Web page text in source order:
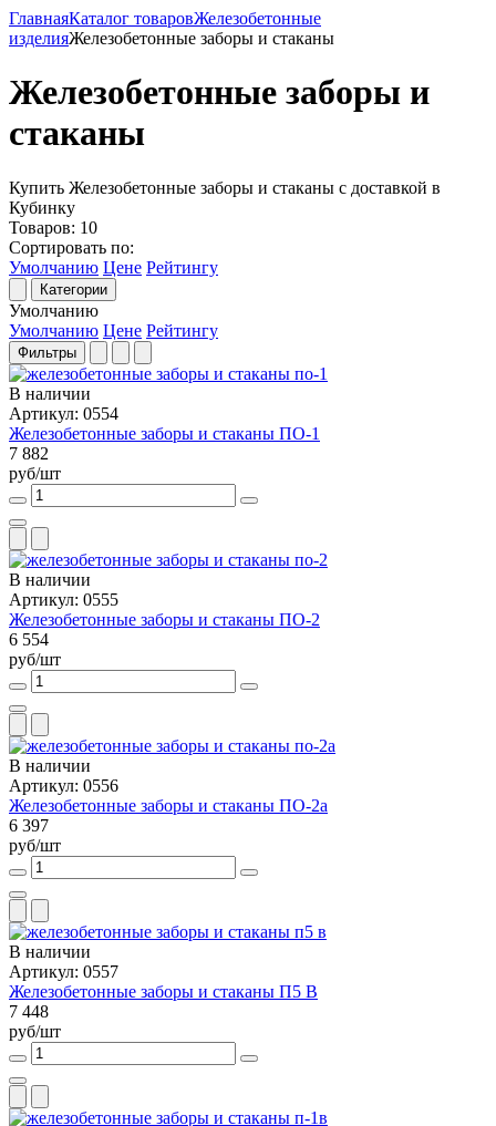
ГлавнаяКаталог товаровЖелезобетонные
изделияЖелезобетонные заборы и стаканы
Железобетонные заборы и
стаканы
Купить Железобетонные заборы и стаканы с доставкой в
Кубинку
Товаров: 10
Сортировать по:
Умолчанию Цене Рейтингу
Категории
Умолчанию
Умолчанию Цене Рейтингу
Фильтры
В наличии
Артикул: 0554
Железобетонные заборы и стаканы ПО-1
7 882
руб/шт
В наличии
Артикул: 0555
Железобетонные заборы и стаканы ПО-2
6 554
руб/шт
В наличии
Артикул: 0556
Железобетонные заборы и стаканы ПО-2а
6 397
руб/шт
В наличии
Артикул: 0557
Железобетонные заборы и стаканы П5 В
7 448
руб/шт